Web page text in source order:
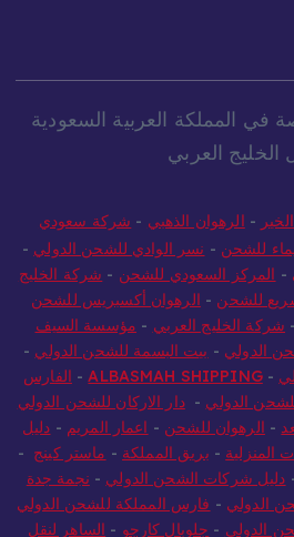
في المملكة العربية السعودية
الخليج العربي
- الرهوان الذهبي
شركة سعودي
للشحن- نسر الوادي للشحن الدولي
المركز السعودي للشحن
شركة الخليج
للشحن
الرهوان أكسبريس للشحن
شركة الخليج العربي -مؤسسة السيف
الدولي-بيت البسمة للشحن الدولي
ALBASMAH SHIPPING
الفارس
الدولي-
دار الاركان للشحن الدولي
- الرهوان للشحن اعمار المريم - دليل
المنزلية- بريق المملكة - ماستر كينج -
دليل شركات الشحن الدولي -
نجمة جدة
الدولي
فارس المملكة للشحن الدولي